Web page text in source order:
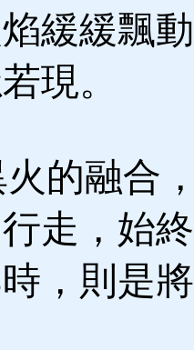
緩緩飄
現。
的融合
走，始
，則是